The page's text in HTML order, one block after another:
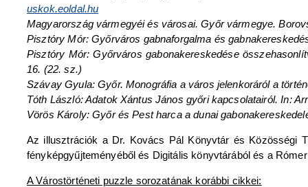
uskok.eoldal.hu
Magyarország vármegyéi és városai. Győr vármegye.
Pisztóry Mór: Győrváros gabnaforgalma és
Pisztóry Mór: Győrváros gabonakereskedése
16. (22. sz.)
Szávay Gyula: Győr. Monográfia a város jelenkoráról a
Tóth László: Adatok Xántus János győri kapcsolatairól. In:
Vörös Károly: Győr és Pest harca a dunai
Az illusztrációk a Dr. Kovács Pál Könyvtár és Közösségi
fényképgyűjteményéből és Digitális könyvtárából és a
A Várostörténeti puzzle sorozatának korábbi cikkei: